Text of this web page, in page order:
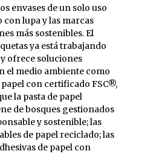
envases de un solo uso
con lupa y las marcas
más sostenibles. El
ya está trabajando
ofrece soluciones
el medio ambiente como
papel con certificado FSC®,
la pasta de papel
de bosques gestionados
y sostenible; las
de papel reciclado; las
de papel con